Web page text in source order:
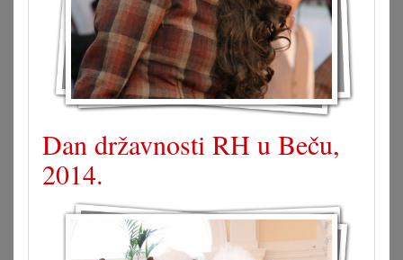
Dan državnosti RH u Beču,
2014.